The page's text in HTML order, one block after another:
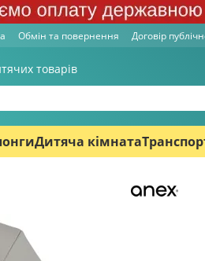
Обмін та повернення Договір
товарів
Дитяча кімната